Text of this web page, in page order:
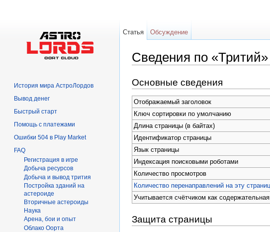
Сведения по «Тритий»
Основные сведения
Отображаемый заголовок
Ключ сортировки по умолчанию
Длина страницы (в байтах)
Идентификатор страницы
Язык страницы
Индексация поисковыми роботами
Количество просмотров
Количество перенаправлений на эту
Учитывается счётчиком как
Защита страницы
Статья Обсуждение
История мира АстроЛордов
Вывод денег
Быстрый старт
Помощь с платежами
Ошибки 504 в Play Market
FAQ
Регистрация в игре
Добыча ресурсов
Добыча и вывод трития
Постройка зданий на
астероиде
Вторичныe астероиды
Hаука
Арена, бои и опыт
Облако Оорта